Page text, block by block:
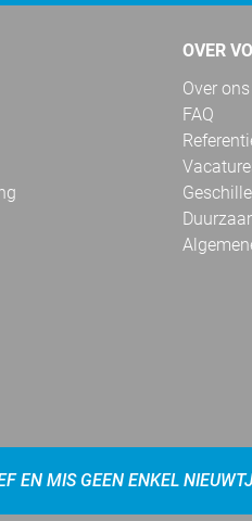
OVER
Over ons
FAQ
EN MIS GEEN ENKEL